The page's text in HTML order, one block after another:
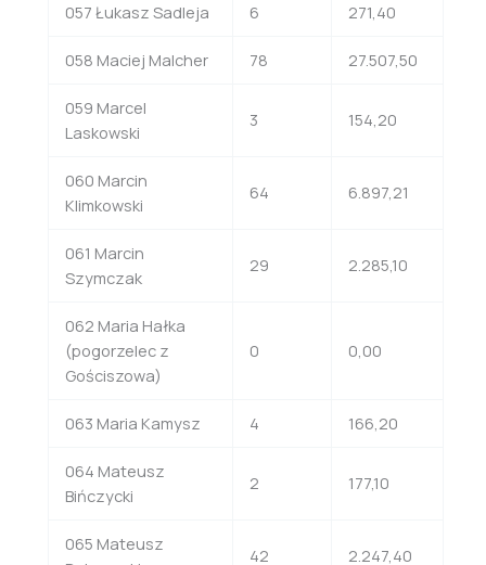
057 Łukasz Sadleja 6 271,40
058 Maciej Malcher 78 27.507,50
059 Marcel
Laskowski
3 154,20
060 Marcin
Klimkowski
64 6.897,21
061 Marcin
Szymczak
29 2.285,10
062 Maria Hałka
(pogorzelec z
Gościszowa)
0 0,00
063 Maria Kamysz 4 166,20
064 Mateusz
Bińczycki
2 177,10
065 Mateusz
42 2.247,40